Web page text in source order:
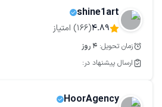
shine1art
4.89
(
166) امتیاز
زمان تحویل: 4 روز
ارسال پیشنهاد در:
HoorAgency